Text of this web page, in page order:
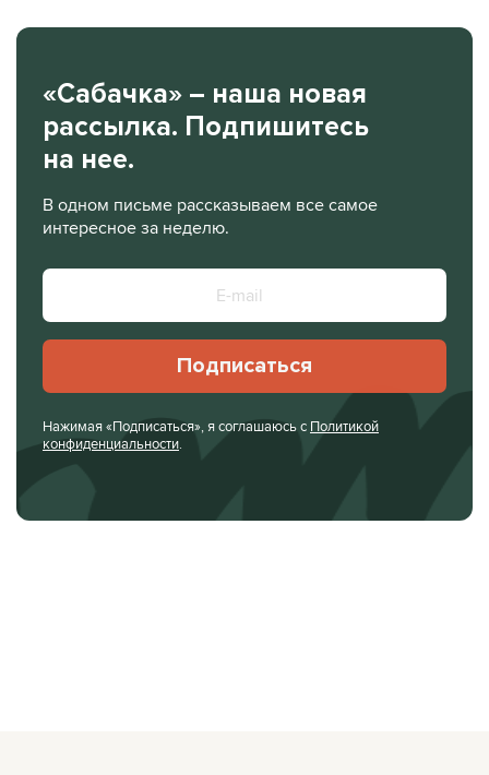
«Сабачка» – наша новая
рассылка. Подпишитесь
на нее.
В одном письме рассказываем все самое
интересное за неделю.
Подписаться
Нажимая «Подписаться», я соглашаюсь с Политикой
конфиденциальности.